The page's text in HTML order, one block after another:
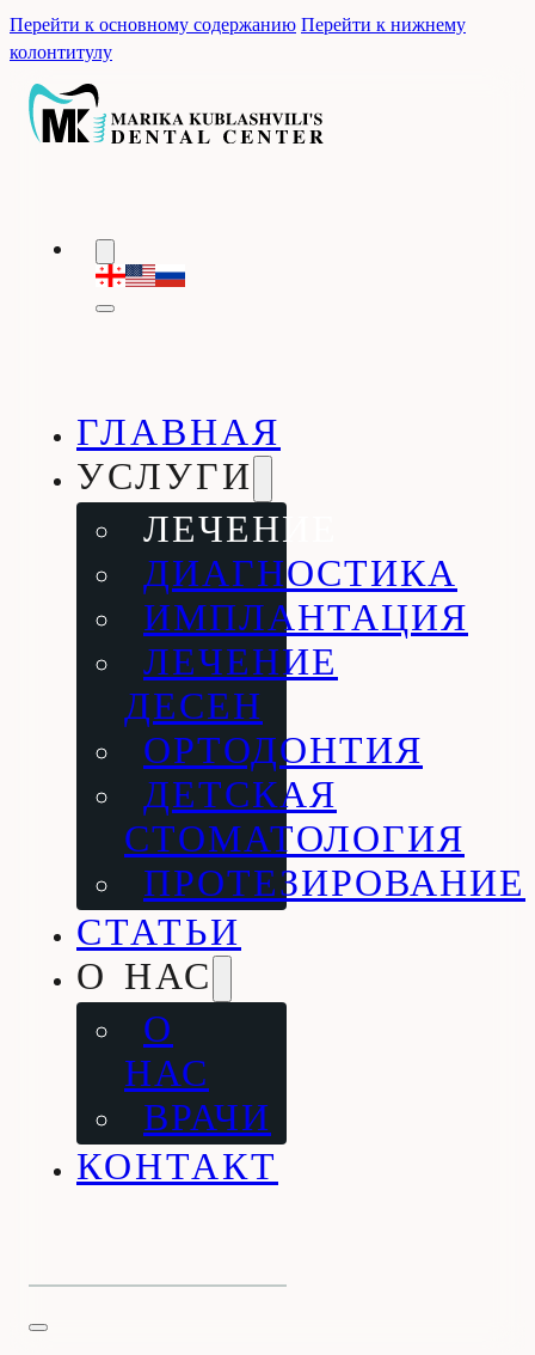
Перейти к основному содержаниюПерейти к нижнему
колонтитулу
ГЛАВНАЯ
УСЛУГИ
ЛЕЧЕНИЕ
ДИАГНОСТИКА
ИМПЛАНТАЦИЯ
ЛЕЧЕНИЕ
ДЕСЕН
ОРТОДОНТИЯ
ДЕТСКАЯ
СТОМАТОЛОГИЯ
ПРОТЕЗИРОВАНИЕ
СТАТЬИ
О НАС
О
НАС
ВРАЧИ
КОНТАКТ